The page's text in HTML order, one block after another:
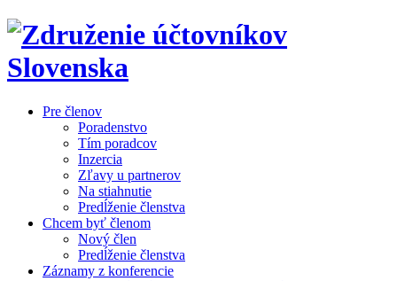
Pre členov
Poradenstvo
Tím poradcov
Inzercia
Zľavy u partnerov
Na stiahnutie
Predĺženie členstva
Chcem byť členom
Nový člen
Predĺženie členstva
Záznamy z konferencie